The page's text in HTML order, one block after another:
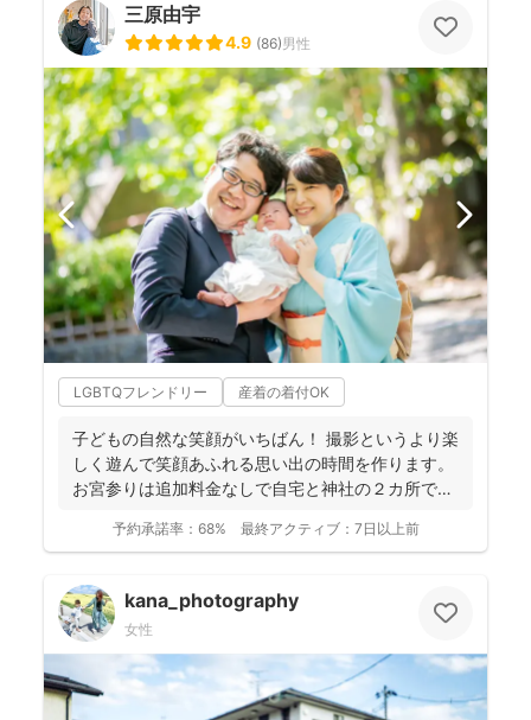
三原由宇
4.9 (86)男性
LGBTQフレンドリー 産着の着付OK
子どもの自然な笑顔がいちばん！ 撮影というより楽
しく遊んで笑顔あふれる思い出の時間を作ります。
お宮参りは追加料金なしで自宅と神社の２カ所で撮
予約承諾率： 68% 最終アクティブ： 7日以上前
kana_photography
女性